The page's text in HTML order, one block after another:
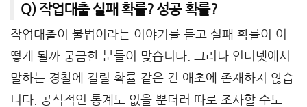
Q) 작업대출 실패 확률? 성공 확률?
작업대출이 불법이라는 이야기를 듣고 실패 확률이 어
떻게 될까 궁금한 분들이 맞습니다. 그러나 인터넷에서
말하는 경찰에 걸릴 확률 같은 건 애초에 존재하지 않습
니다. 공식적인 통계도 없을 뿐더러 따로 조사할 수도